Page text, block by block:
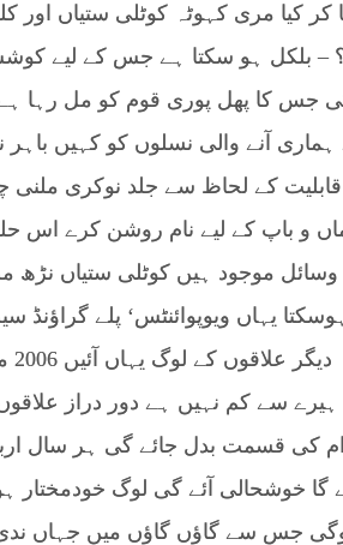
کر کیا مری کہوٹہ کوٹلی ستیاں
– بلکل ہو سکتا ہے جس کے لیے
جس کا پھل پوری قوم کو مل رہا
آنے والی نسلوں کو کہیں باہر
کے لحاظ سے جلد نوکری ملنی
ماں و باپ کے لیے نام روشن کرے اس
موجود ہیں کوٹلی ستیاں نڑھ
یہاں ویوپوائنٹس‘ پلے
سے کم نہیں ہے دور دراز
قسمت بدل جائے گی ہر سال
گا خوشحالی آئے گی لوگ
جس سے گاؤں گاؤں میں جہاں